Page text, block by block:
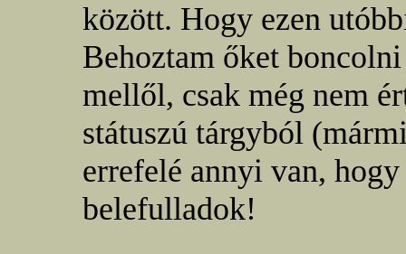
között. Hogy ezen
Behoztam őket
mellől, csak még nem
státuszú tárgyból
errefelé annyi van,
belefulladok!